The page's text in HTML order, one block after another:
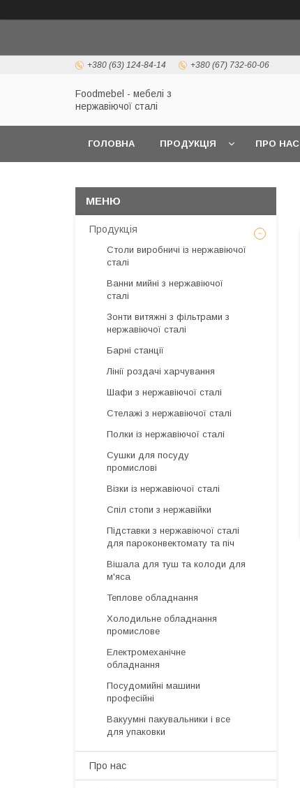
+380 (63) 124-84-14 +380 (67) 732-60-06
Foodmebel - мебелі з
нержавіючої сталі
ГОЛОВНА ПРОДУКЦІЯ ПРО НАС
Продукція
Столи виробничі із нержавіючої
сталі
Ванни мийні з нержавіючої
сталі
Зонти витяжні з фільтрами з
нержавіючої сталі
Барні станції
Лінії роздачі харчування
Шафи з нержавіючої сталі
Стелажі з нержавіючої сталі
Полки із нержавіючої сталі
Сушки для посуду
промислові
Візки із нержавіючої сталі
Спіл стопи з нержавійки
Підставки з нержавіючої сталі
для пароконвектомату та піч
Вішала для туш та колоди для
м'яса
Теплове обладнання
Холодильне обладнання
промислове
Електромеханічне
обладнання
Посудомийні машини
професійні
Вакуумні пакувальники і все
для упаковки
Про нас